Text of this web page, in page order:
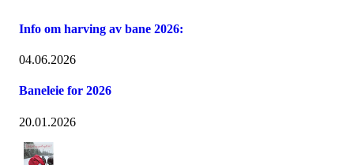
Info om harving av bane 2026:
04.06.2026
Baneleie for 2026
20.01.2026